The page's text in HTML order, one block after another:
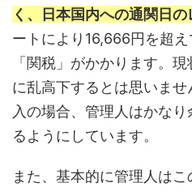
く、日本国内への通関日の
ートにより16,666円を超
「関税」がかかります。
に乱高下するとは思いま
入の場合、管理人はかな
るようにしています。
また、基本的に管理人は